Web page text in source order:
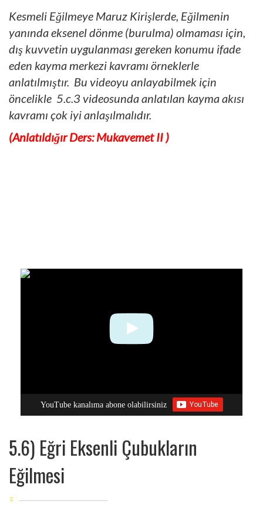
Kesmeli Eğilmeye Maruz Kirişlerde, Eğilmenin
yanında eksenel dönme (burulma) olmaması için,
dış kuvvetin uygulanması gereken konumu ifade
eden kayma merkezi kavramı örneklerle
anlatılmıştır. Bu videoyu anlayabilmek için
öncelikle 5.c.3 videosunda anlatılan kayma akısı
kavramı çok iyi anlaşılmalıdır.
(Anlatıldığır Ders: Mukavemet II )
YouTube kanalıma abone olabilirsiniz
5.6) Eğri Eksenli Çubukların
Eğilmesi